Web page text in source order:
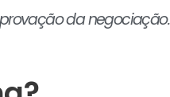
da negociação.